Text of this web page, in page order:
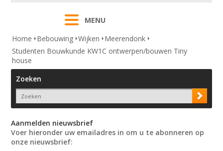
MENU
Home
Bebouwing Wijken
Meerendonk
Studenten Bouwkunde KW1C ontwerpen/bouwen Tiny
house
Zoeken
Aanmelden nieuwsbrief
Voer hieronder uw emailadres in om u te abonneren op
onze nieuwsbrief: